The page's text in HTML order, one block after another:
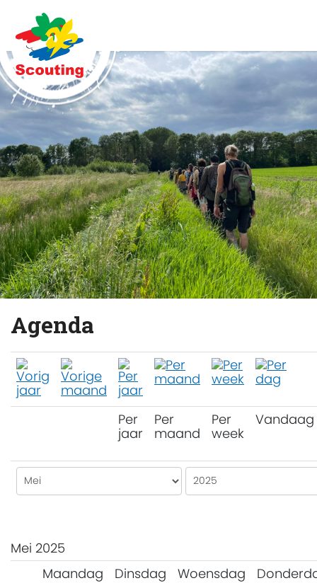
Agenda
Per
jaar
Per
maand
Per
week
Vandaag
Mei 2025
Maandag
Dinsdag Woensdag